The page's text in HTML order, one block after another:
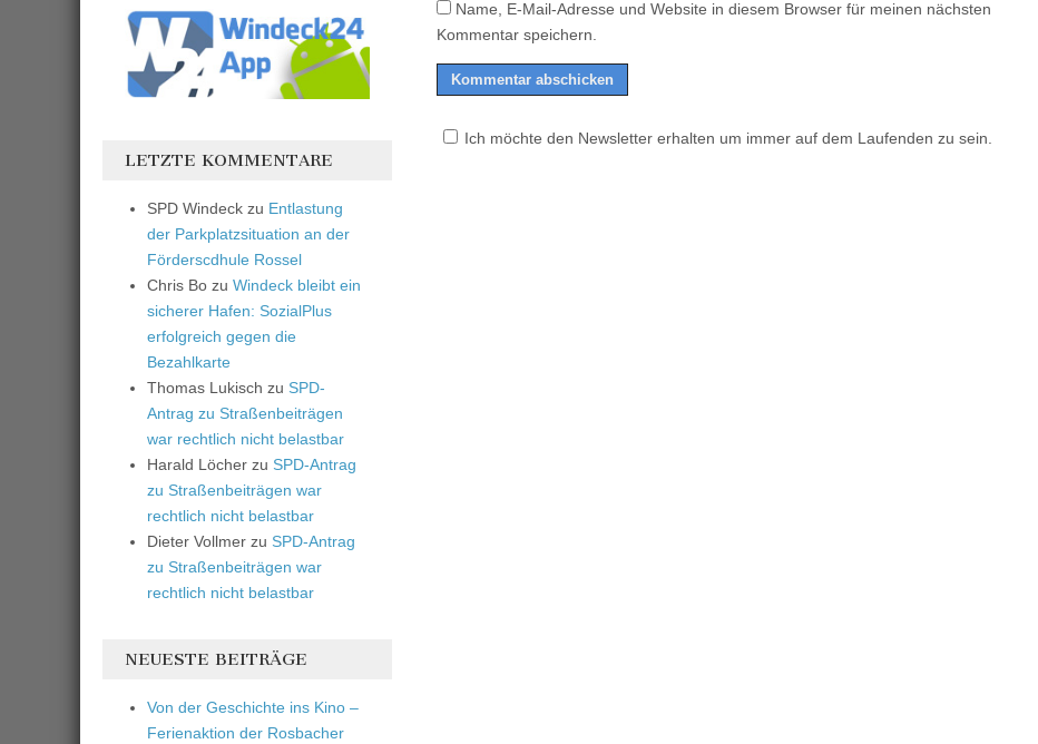
Name, E-Mail-Adresse und Website in diesem Browser für meinen nächsten
Kommentar speichern.
Ich möchte den Newsletter erhalten um immer auf dem Laufenden zu sein.
LETZTE KOMMENTARE
SPD Windeck zu Entlastung
der Parkplatzsituation an der
Förderscdhule Rossel
Chris Bo zu Windeck bleibt ein
sicherer Hafen: SozialPlus
erfolgreich gegen die
Bezahlkarte
Thomas Lukisch zu SPD-
Antrag zu Straßenbeiträgen
war rechtlich nicht belastbar
Harald Löcher zu SPD-Antrag
zu Straßenbeiträgen war
rechtlich nicht belastbar
Dieter Vollmer zu SPD-Antrag
zu Straßenbeiträgen war
rechtlich nicht belastbar
NEUESTE BEITRÄGE
Von der Geschichte ins Kino –
Ferienaktion der Rosbacher